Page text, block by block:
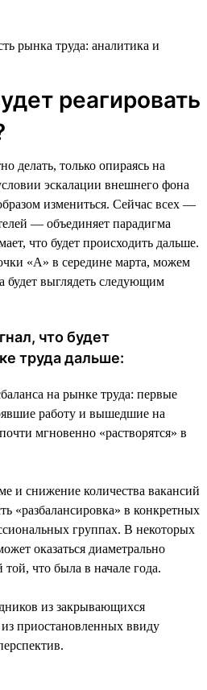
реагировать
делать, только опираясь на
эскалации внешнего фона
измениться. Сейчас всех —
— объединяет парадигма
что будет происходить дальше.
«А» в середине марта, можем
будет выглядеть следующим
что будет
труда дальше:
на рынке труда: первые
работу и вышедшие на
мгновенно «растворятся» в
и снижение количества вакансий
«разбалансировка» в конкретных
группах. В некоторых
оказаться диаметрально
что была в начале года.
из закрывающихся
приостановленных ввиду